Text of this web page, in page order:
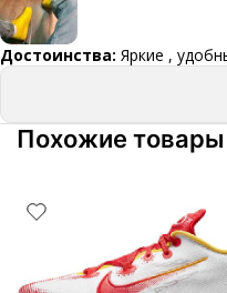
Достоинства: Яркие ,
Похожие товары